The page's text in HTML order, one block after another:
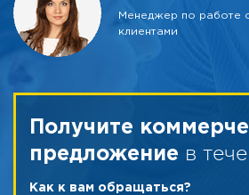
Менеджер по работе
клиентами
Получите
предложение в
Как к вам обращаться?